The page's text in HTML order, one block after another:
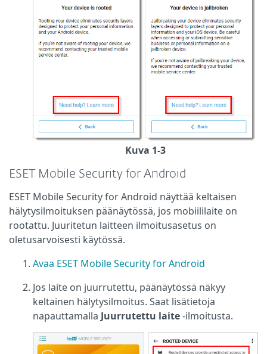
Kuva 1-3
ESET Mobile Security for Android
ESET Mobile Security for Android näyttää keltaisen
hälytysilmoituksen päänäytössä, jos mobiililaite on
rootattu. Juuritetun laitteen ilmoitusasetus on
oletusarvoisesti käytössä.
Avaa ESET Mobile Security for Android
Jos laite on juurrutettu, päänäytössä näkyy
keltainen hälytysilmoitus. Saat lisätietoja
napauttamalla Juurrutettu laite-ilmoitusta.